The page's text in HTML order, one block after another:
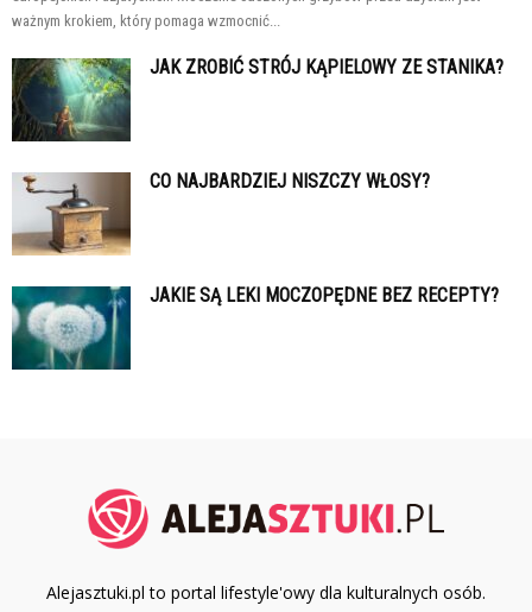
ważnym krokiem, który pomaga wzmocnić...
JAK ZROBIĆ STRÓJ KĄPIELOWY ZE STANIKA?
CO NAJBARDZIEJ NISZCZY WŁOSY?
JAKIE SĄ LEKI MOCZOPĘDNE BEZ RECEPTY?
Alejasztuki.pl to portal lifestyle'owy dla kulturalnych osób.